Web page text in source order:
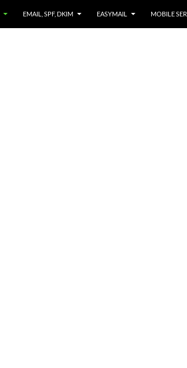
EMAIL, SPF, DKIM EASYMAIL MOBILE